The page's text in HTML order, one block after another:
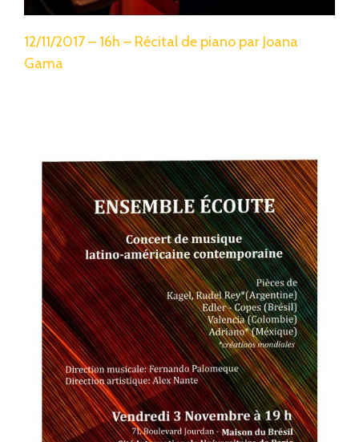
12/11/2017 – 16h – Récital de piano par Joana
Gama